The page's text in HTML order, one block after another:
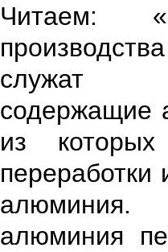
Читаем:
служат
содержащие
из
переработки
алюминия